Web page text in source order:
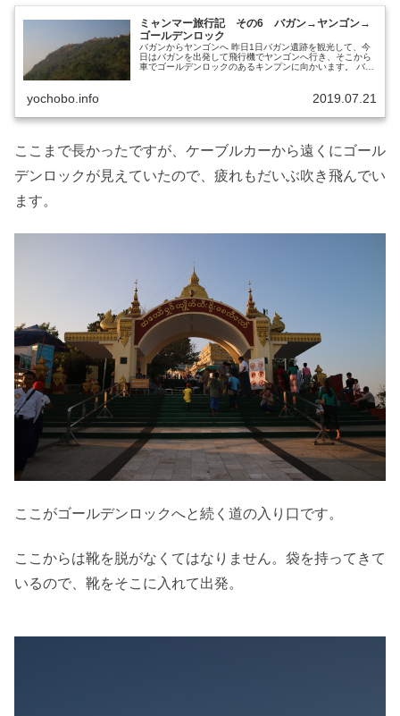
ミャンマー旅行記 その6 バガン→ヤンゴン→
ゴールデンロック
バガンからヤンゴンへ 昨日1日バガン遺跡を観光して、今
日はバガンを出発して飛行機でヤンゴンへ行き、そこから
車でゴールデンロックのあるキンプンに向かいます。 バガ
yochobo.info 2019.07.21
ここまで長かったですが、ケーブルカーから遠くにゴール
デンロックが見えていたので、疲れもだいぶ吹き飛んでい
ます。
ここがゴールデンロックへと続く道の入り口です。
ここからは靴を脱がなくてはなりません。袋を持ってきて
いるので、靴をそこに入れて出発。